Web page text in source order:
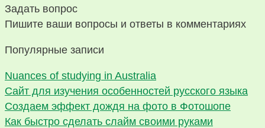
Задать вопрос
Пишите ваши вопросы и ответы в комментариях
Популярные записи
Nuances of studying in Australia
Сайт для изучения особенностей русского языка
Создаем эффект дождя на фото в Фотошопе
Как быстро сделать слайм своими руками